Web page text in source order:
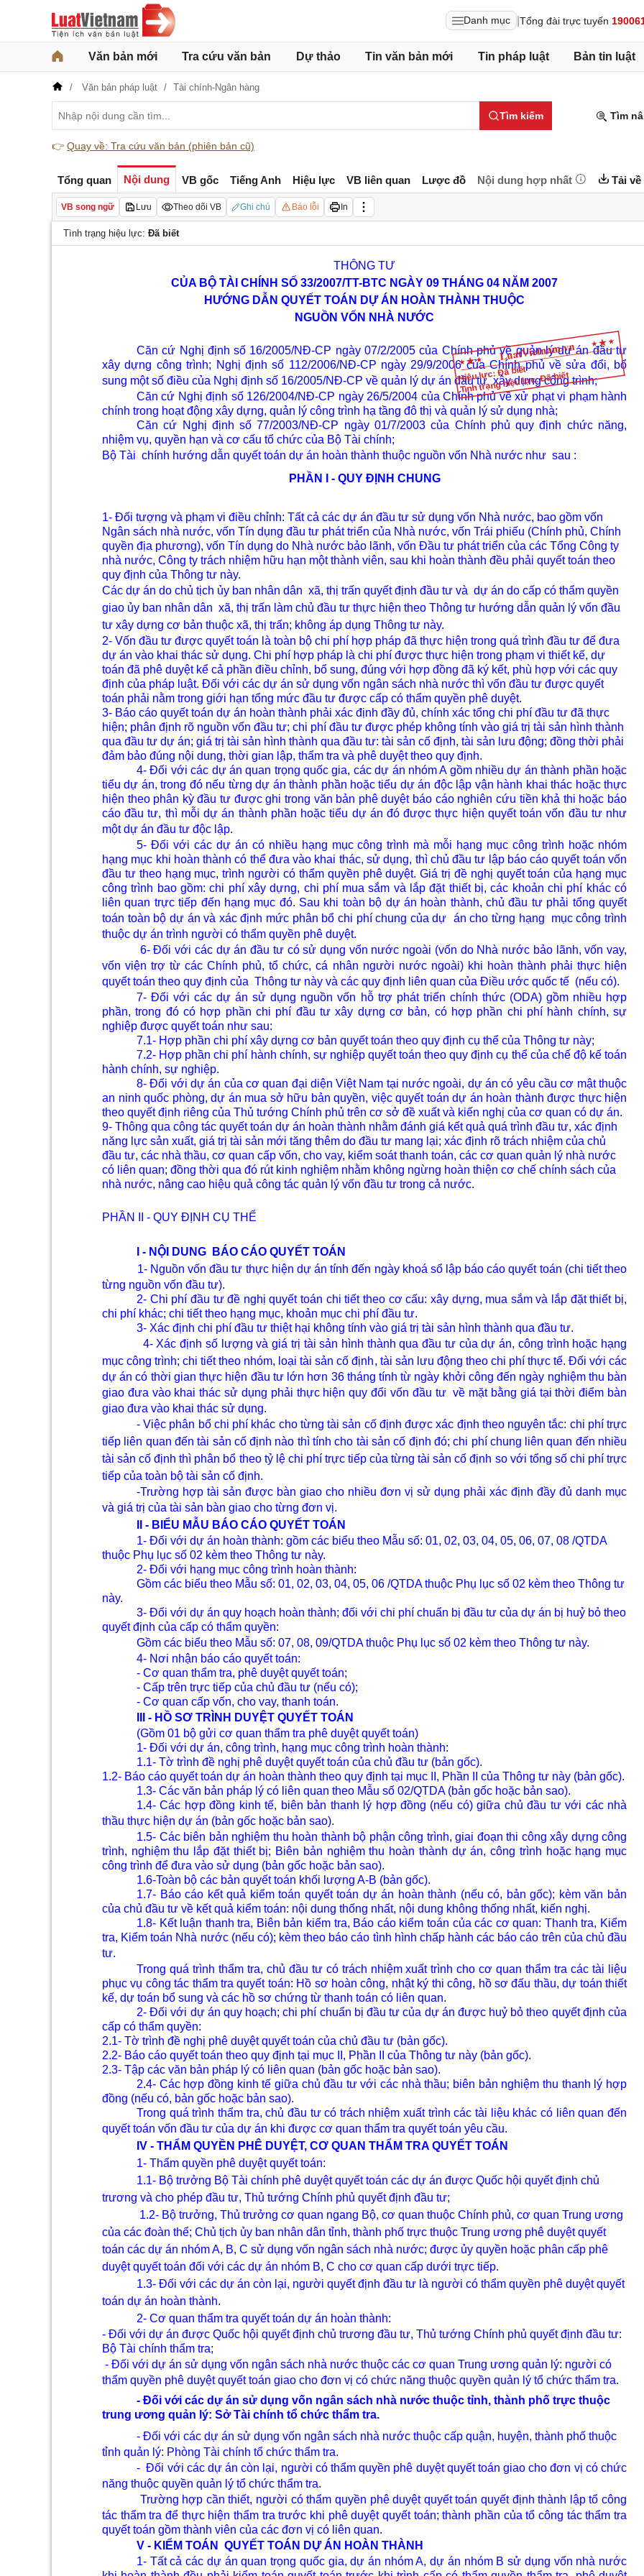
Danh mục Tổng đài trực tuyến
Văn bản mới Tra cứu văn bản Dự thảo Tin văn bản mới Tin pháp luật Bản tin luật
Văn bản pháp luật Tài chính-Ngân hàng
Tìm kiếm Tìm
👉 Quay về: Tra cứu văn bản (phiên bản cũ)
Tổng quan Nội dung VB gốc Tiếng Anh Hiệu lực VB liên quan Lược đồ Nội dung hợp nhất Tải về
VB song ngữ Lưu Theo dõi VB Ghi chú Báo lỗi In
Tình trạng hiệu lực: Đã biết
Hiệu lực: Đã biết
Tình trạng hiệu lực: Đã biết
THÔNG TƯ
CỦA BỘ TÀI CHÍNH SỐ 33/2007/TT-BTC NGÀY 09 THÁNG 04 NĂM 2007
HƯỚNG DẪN QUYẾT TOÁN DỰ ÁN HOÀN THÀNH THUỘC
NGUỒN VỐN NHÀ NƯỚC
Căn cứ Nghị định số 16/2005/NĐ-CP ngày 07/2/2005 của Chính phủ về quản lý dự án đầu tư
xây dựng công trình; Nghị định số 112/2006/NĐ-CP ngày 29/9/2006 của Chính phủ về sửa đổi, bổ
sung một số điều của Nghị định số 16/2005/NĐ-CP về quản lý dự án đầu tư xây dựng công trình;
Căn cứ Nghị định số 126/2004/NĐ-CP ngày 26/5/2004 của Chính phủ về xử phạt vi phạm hành
chính trong hoạt động xây dựng, quản lý công trình hạ tầng đô thị và quản lý sử dụng nhà;
Căn cứ Nghị định số 77/2003/NĐ-CP ngày 01/7/2003 của Chính phủ quy định chức năng,
nhiệm vụ, quyền hạn và cơ cấu tổ chức của Bộ Tài chính;
Bộ Tài chính hướng dẫn quyết toán dự án hoàn thành thuộc nguồn vốn Nhà nước như sau :
PHẦN I - QUY ĐỊNH CHUNG
1- Đối tượng và phạm vi điều chỉnh: Tất cả các dự án đầu tư sử dụng vốn Nhà nước, bao gồm vốn
Ngân sách nhà nước, vốn Tín dụng đầu tư phát triển của Nhà nước, vốn Trái phiếu (Chính phủ, Chính
quyền địa phương), vốn Tín dụng do Nhà nước bảo lãnh, vốn Đầu tư phát triển của các Tổng Công ty
nhà nước, Công ty trách nhiệm hữu hạn một thành viên, sau khi hoàn thành đều phải quyết toán theo
quy định của Thông tư này.
Các dự án do chủ tịch ủy ban nhân dân xã, thị trấn quyết định đầu tư và dự án do cấp có thẩm quyền
giao ủy ban nhân dân xã, thị trấn làm chủ đầu tư thực hiện theo Thông tư hướng dẫn quản lý vốn đầu
tư xây dựng cơ bản thuộc xã, thị trấn; không áp dụng Thông tư này.
2- Vốn đầu tư được quyết toán là toàn bộ chi phí hợp pháp đã thực hiện trong quá trình đầu tư để đưa
dự án vào khai thác sử dụng. Chi phí hợp pháp là chi phí được thực hiện trong phạm vi thiết kế, dự
toán đã phê duyệt kể cả phần điều chỉnh, bổ sung, đúng với hợp đồng đã ký kết, phù hợp với các quy
định của pháp luật. Đối với các dự án sử dụng vốn ngân sách nhà nước thì vốn đầu tư được quyết
toán phải nằm trong giới hạn tổng mức đầu tư được cấp có thẩm quyền phê duyệt.
3- Báo cáo quyết toán dự án hoàn thành phải xác định đầy đủ, chính xác tổng chi phí đầu tư đã thực
hiện; phân định rõ nguồn vốn đầu tư; chi phí đầu tư được phép không tính vào giá trị tài sản hình thành
qua đầu tư dự án; giá trị tài sản hình thành qua đầu tư: tài sản cố định, tài sản lưu động; đồng thời phải
đảm bảo đúng nội dung, thời gian lập, thẩm tra và phê duyệt theo quy định.
4- Đối với các dự án quan trọng quốc gia, các dự án nhóm A gồm nhiều dự án thành phần hoặc
tiểu dự án, trong đó nếu từng dự án thành phần hoặc tiểu dự án độc lập vận hành khai thác hoặc thực
hiện theo phân kỳ đầu tư được ghi trong văn bản phê duyệt báo cáo nghiên cứu tiền khả thi hoặc báo
cáo đầu tư, thì mỗi dự án thành phần hoặc tiểu dự án đó được thực hiện quyết toán vốn đầu tư như
một dự án đầu tư độc lập.
5- Đối với các dự án có nhiều hạng mục công trình mà mỗi hạng mục công trình hoặc nhóm
hạng mục khi hoàn thành có thể đưa vào khai thác, sử dụng, thì chủ đầu tư lập báo cáo quyết toán vốn
đầu tư theo hạng mục, trình người có thẩm quyền phê duyệt. Giá trị đề nghị quyết toán của hạng mục
công trình bao gồm: chi phí xây dựng, chi phí mua sắm và lắp đặt thiết bị, các khoản chi phí khác có
liên quan trực tiếp đến hạng mục đó. Sau khi toàn bộ dự án hoàn thành, chủ đầu tư phải tổng quyết
toán toàn bộ dự án và xác định mức phân bổ chi phí chung của dự án cho từng hạng
mục công trình
thuộc dự án trình người có thẩm quyền phê duyệt.
6- Đối với các dự án đầu tư có sử dụng vốn nước ngoài (vốn do Nhà nước bảo lãnh, vốn vay,
vốn viện trợ từ các Chính phủ, tổ chức, cá nhân người nước ngoài) khi hoàn thành phải thực hiện
quyết toán theo quy định của Thông tư này và các quy định liên quan của Điều ước quốc tế (nếu có).
7- Đối với các dự án sử dụng nguồn vốn hỗ trợ phát triển chính thức (ODA) gồm nhiều hợp
phần, trong đó có hợp phần chi phí đầu tư xây dựng cơ bản, có hợp phần chi phí hành chính, sự
nghiệp được quyết toán như sau:
7.1- Hợp phần chi phí xây dựng cơ bản quyết toán theo quy định cụ thể của Thông tư này;
7.2- Hợp phần chi phí hành chính, sự nghiệp quyết toán theo quy định cụ thể của chế độ kế toán
hành chính, sự nghiệp.
8- Đối với dự án của cơ quan đại diện Việt Nam tại nước ngoài, dự án có yêu cầu cơ mật thuộc
an ninh quốc phòng, dự án mua sở hữu bản quyền, việc quyết toán dự án hoàn thành được thực hiện
theo quyết định riêng của Thủ tướng Chính phủ trên cơ sở đề xuất và kiến nghị của cơ quan có dự án.
9- Thông qua công tác quyết toán dự án hoàn thành nhằm đánh giá kết quả quá trình đầu tư, xác định
năng lực sản xuất, giá trị tài sản mới tăng thêm do đầu tư mang lại; xác định rõ trách nhiệm của chủ
đầu tư, các nhà thầu, cơ quan cấp vốn, cho vay, kiểm soát thanh toán, các cơ quan quản lý nhà nước
có liên quan; đồng thời qua đó rút kinh nghiệm nhằm không ngừng hoàn thiện cơ chế chính sách của
nhà nước, nâng cao hiệu quả công tác quản lý vốn đầu tư trong cả nước.
PHẦN II - QUY ĐỊNH CỤ THỂ
I - NỘI DUNG
BÁO CÁO QUYẾT TOÁN
1- Nguồn vốn đầu tư thực hiện dự án tính đến ngày khoá sổ lập báo cáo quyết toán (chi tiết theo
từng nguồn vốn đầu tư).
2- Chi phí đầu tư đề nghị quyết toán chi tiết theo cơ cấu: xây dựng, mua sắm và lắp đặt thiết bị,
chi phí khác; chi tiết theo hạng mục, khoản mục chi phí đầu tư.
3- Xác định chi phí đầu tư thiệt hại không tính vào giá trị tài sản hình thành qua đầu tư.
4- Xác định số lượng và giá trị tài sản hình thành qua đầu tư của dự án, công trình hoặc hạng
mục công trình; chi tiết theo nhóm, loại tài sản cố định, tài sản lưu động theo chi phí thực tế. Đối với các
dự án có thời gian thực hiện đầu tư lớn hơn 36 tháng tính từ ngày khởi công đến ngày nghiệm thu bàn
giao đưa vào khai thác sử dụng phải thực hiện quy đổi vốn đầu tư về mặt bằng giá tại thời điểm bàn
giao đưa vào khai thác sử dụng.
- Việc phân bổ chi phí khác cho từng tài sản cố định được xác định theo nguyên tắc: chi phí trực
tiếp liên quan đến tài sản cố định nào thì tính cho tài sản cố định đó; chi phí chung liên quan đến nhiều
tài sản cố định thì phân bổ theo tỷ lệ chi phí trực tiếp của từng tài sản cố định so với tổng số chi phí trực
tiếp của toàn bộ tài sản cố định.
-Trường hợp tài sản được bàn giao cho nhiều đơn vị sử dụng phải xác định đầy đủ danh mục
và giá trị của tài sản bàn giao cho từng đơn vị.
II - BIỂU MẪU BÁO CÁO QUYẾT TOÁN
1- Đối với dự án hoàn thành: gồm các biểu theo Mẫu số: 01, 02, 03, 04, 05, 06, 07, 08 /QTDA
thuộc Phụ lục số 02 kèm theo Thông tư này.
2- Đối với hạng mục công trình hoàn thành:
Gồm các biểu theo Mẫu số: 01, 02, 03, 04, 05, 06 /QTDA thuộc Phụ lục số 02 kèm theo Thông tư
này.
3- Đối với dự án quy hoạch hoàn thành; đối với chi phí chuẩn bị đầu tư của dự án bị huỷ bỏ theo
quyết định của cấp có thẩm quyền:
Gồm các biểu theo Mẫu số: 07, 08, 09/QTDA thuộc Phụ lục số 02 kèm theo Thông tư này.
4- Nơi nhận báo cáo quyết toán:
- Cơ quan thẩm tra, phê duyệt quyết toán;
- Cấp trên trực tiếp của chủ đầu tư (nếu có);
- Cơ quan cấp vốn, cho vay, thanh toán.
III - HỒ SƠ TRÌNH DUYỆT QUYẾT TOÁN
(Gồm 01 bộ gửi cơ quan thẩm tra phê duyệt quyết toán)
1- Đối với dự án, công trình, hạng mục công trình hoàn thành:
1.1- Tờ trình đề nghị phê duyệt quyết toán của chủ đầu tư (bản gốc).
1.2- Báo cáo quyết toán dự án hoàn thành theo quy định tại mục II, Phần II của Thông tư này (bản gốc).
1.3- Các văn bản pháp lý có liên quan theo Mẫu số 02/QTDA (bản gốc hoặc bản sao).
1.4- Các hợp đồng kinh tế, biên bản thanh lý hợp đồng (nếu có) giữa chủ đầu tư với các nhà
thầu thực hiện dự án (bản gốc hoặc bản sao).
1.5- Các biên bản nghiệm thu hoàn thành bộ phận công trình, giai đoạn thi công xây dựng công
trình, nghiệm thu lắp đặt thiết bị; Biên bản nghiệm thu hoàn thành dự án, công trình hoặc hạng mục
công trình để đưa vào sử dụng (bản gốc hoặc bản sao).
1.6-Toàn bộ các bản quyết toán khối lượng A-B (bản gốc).
1.7- Báo cáo kết quả kiểm toán quyết toán dự án hoàn thành (nếu có, bản gốc); kèm văn bản
của chủ đầu tư về kết quả kiểm toán: nội dung thống nhất, nội dung không thống nhất, kiến nghị.
1.8- Kết luận thanh tra, Biên bản kiểm tra, Báo cáo kiểm toán của các cơ quan: Thanh tra, Kiểm
tra, Kiểm toán Nhà nước (nếu có); kèm theo báo cáo tình hình chấp hành các báo cáo trên của chủ đầu
tư.
Trong quá trình thẩm tra, chủ đầu tư có trách nhiệm xuất trình cho cơ quan thẩm tra các tài liệu
phục vụ công tác thẩm tra quyết toán: Hồ sơ hoàn công, nhật ký thi công, hồ sơ đấu thầu, dự toán thiết
kế, dự toán bổ sung và các hồ sơ chứng từ thanh toán có liên quan.
2- Đối với dự án quy hoạch; chi phí chuẩn bị đầu tư của dự án được huỷ bỏ theo quyết định của
cấp có thẩm quyền:
2.1- Tờ trình đề nghị phê duyệt quyết toán của chủ đầu tư (bản gốc).
2.2- Báo cáo quyết toán theo quy định tại mục II, Phần II của Thông tư này (bản gốc).
2.3- Tập các văn bản pháp lý có liên quan (bản gốc hoặc bản sao).
2.4- Các hợp đồng kinh tế giữa chủ đầu tư với các nhà thầu; biên bản nghiệm thu thanh lý hợp
đồng (nếu có, bản gốc hoặc bản sao).
Trong quá trình thẩm tra, chủ đầu tư có trách nhiệm xuất trình các tài liệu khác có liên quan đến
quyết toán vốn đầu tư của dự án khi được cơ quan thẩm tra quyết toán yêu cầu.
IV - THẨM QUYỀN PHÊ DUYỆT, CƠ QUAN THẨM TRA QUYẾT TOÁN
1- Thẩm quyền phê duyệt quyết toán:
1.1- Bộ trưởng Bộ Tài chính phê duyệt quyết toán các dự án được Quốc hội quyết định chủ
trương và cho phép đầu tư, Thủ tướng Chính phủ quyết định đầu tư;
1.2- Bộ trưởng, Thủ trưởng cơ quan ngang Bộ, cơ quan thuộc Chính phủ, cơ quan Trung ương
của các đoàn thể; Chủ tịch ủy ban nhân dân tỉnh, thành phố trực thuộc Trung ương phê duyệt quyết
toán các dự án nhóm A, B, C sử dụng vốn ngân sách nhà nước; được ủy quyền hoặc phân cấp phê
duyệt quyết toán đối với các dự án nhóm B, C cho cơ quan cấp dưới trực tiếp.
1.3- Đối với các dự án còn lại, người quyết định đầu tư là người có thẩm quyền phê duyệt quyết
toán dự án hoàn thành.
2- Cơ quan thẩm tra quyết toán dự án hoàn thành:
- Đối với dự án được Quốc hội quyết định chủ trương đầu tư, Thủ tướng Chính phủ quyết định đầu tư:
Bộ Tài chính thẩm tra;
- Đối với dự án sử dụng vốn ngân sách nhà nước thuộc các cơ quan Trung ương quản lý: người có
thẩm quyền phê duyệt quyết toán giao cho đơn vị có chức năng thuộc quyền quản lý tổ chức thẩm tra.
- Đối với các dự án sử dụng vốn ngân sách nhà nước thuộc tỉnh, thành phố trực thuộc
trung ương quản lý: Sở Tài chính tổ chức thẩm tra.
- Đối với các dự án sử dụng vốn ngân sách nhà nước thuộc cấp quận, huyện, thành phố thuộc
tỉnh quản lý: Phòng Tài chính tổ chức thẩm tra.
- Đối với các dự án còn lại, người có thẩm quyền phê duyệt quyết toán giao cho đơn vị có chức
năng thuộc quyền quản lý tổ chức thẩm tra.
Trường hợp cần thiết, người có thẩm quyền phê duyệt quyết toán quyết định thành lập tổ công
tác thẩm tra để thực hiện thẩm tra trước khi phê duyệt quyết toán; thành phần của tổ công tác thẩm tra
quyết toán gồm thành viên của các đơn vị có liên quan.
V - KIỂM TOÁN
QUYẾT TOÁN DỰ ÁN HOÀN THÀNH
1- Tất cả các dự án quan trọng quốc gia, dự án nhóm A, dự án nhóm B sử dụng vốn nhà nước